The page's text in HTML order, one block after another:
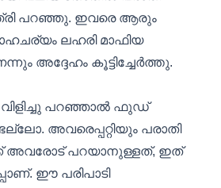
പറഞ്ഞു. ഇവരെ ആരും
ലഹരി മാഫിയ
അദ്ദേഹം കൂട്ടിച്ചേർത്തു.
പറഞ്ഞാൽ‌ ഫുഡ്
അവരെപ്പറ്റിയും പരാതി
അവരോട് പറയാനുള്ളത്, ഇത്
ഈ പരിപാടി